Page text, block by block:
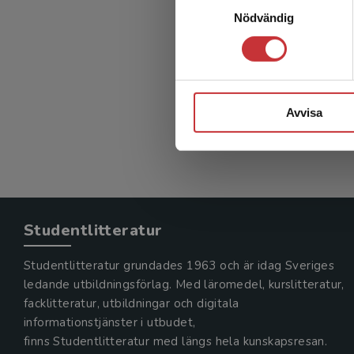
Nödvändig
Avvisa
Studentlitteratur
Studentlitteratur grundades 1963 och är idag Sveriges
ledande utbildningsförlag. Med läromedel, kurslitteratur,
facklitteratur, utbildningar och digitala
informationstjänster i utbudet,
finns Studentlitteratur med längs hela kunskapsresan.